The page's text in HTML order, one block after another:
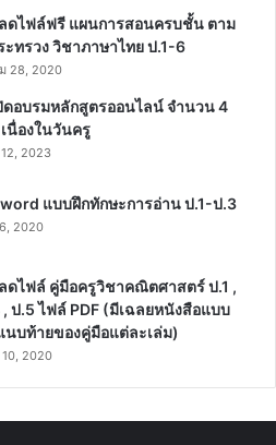
ดไฟล์ฟรี แผนการสอนครบชั้น ตาม
ะทรวง วิชาภาษาไทย ป.1-6
28, 2020
ดอบรมหลักสูตรออนไลน์ จำนวน 4
นื่องในวันครู
2023
แบบฝึกทักษะการอ่าน ป.1-ป.3
2020
ดไฟล์ คู่มือครูวิชาคณิตศาสตร์ ป.1 ,
ป.5 ไฟล์ PDF (มีเฉลยหนังสือแบบ
นบท้ายของคู่มือแต่ละเล่ม)
2020